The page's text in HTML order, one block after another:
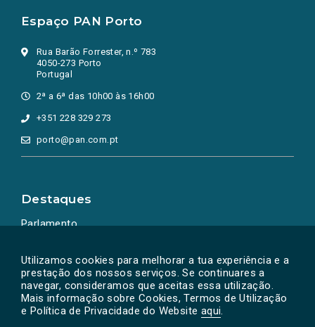
Utilizamos cookies para melhorar a tua experiência e a
prestação dos nossos serviços. Se continuares a
navegar, consideramos que aceitas essa utilização.
Mais informação sobre Cookies, Termos de Utilização
e Política de Privacidade do Website aqui.
Espaço PAN Porto
Rua Barão Forrester, n.º 783
4050-273 Porto
Portugal
2ª a 6ª das 10h00 às 16h00
+351 228 329 273
porto@pan.com.pt
Destaques
Parlamento